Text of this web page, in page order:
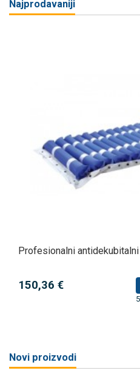
Najprodavaniji
Profesionalni
150,36 €
Novi proizvodi